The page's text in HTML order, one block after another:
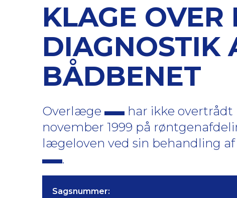
KLAGE
DIAGNOSTIK
BÅDBENET
Overlæge har ikke
november 1999 på
lægeloven ved sin behandling af
.
Sagsnummer: